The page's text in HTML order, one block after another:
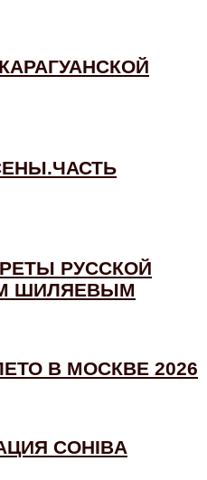
РУССКОЙ
ШИЛЯЕВЫМ
В МОСКВЕ 2026
COHIBA